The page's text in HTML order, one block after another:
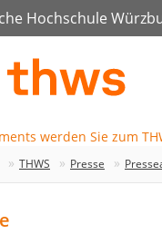
Hochschule
THWS Presse